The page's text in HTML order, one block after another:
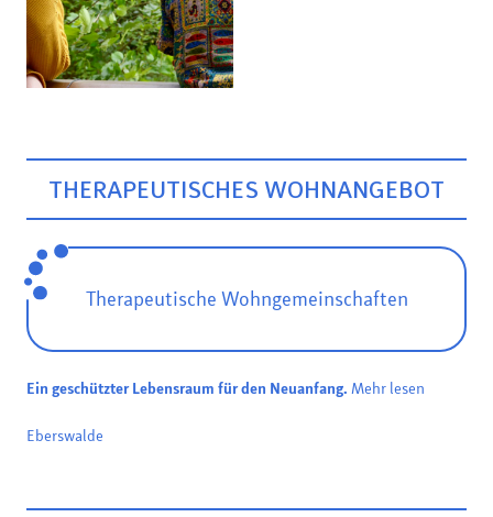
THERAPEUTISCHES WOHNANGEBOT
Therapeutische Wohngemeinschaften
Ein geschützter Lebensraum für den Neuanfang. Mehr lesen
Eberswalde